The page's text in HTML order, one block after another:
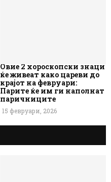
Овие 2 хороскопски знаци
ќе живеат како цареви до
крајот на февруари:
Парите ќе им ги наполнат
паричниците
15 февруари, 2026